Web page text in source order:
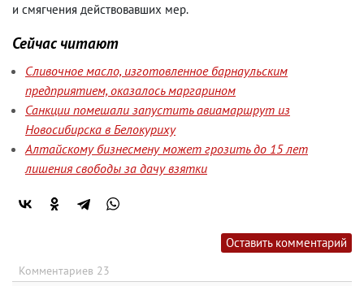
и смягчения действовавших мер.
Сейчас читают
Сливочное масло, изготовленное барнаульским
предприятием, оказалось маргарином
Санкции помешали запустить авиамаршрут из
Новосибирска в Белокуриху
Алтайскому бизнесмену может грозить до 15 лет
лишения свободы за дачу взятки
Оставить комментарий
Комментариев 23